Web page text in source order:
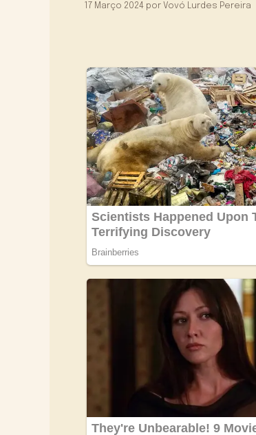
17 Março 2024 por Vovó Lurdes Pereira